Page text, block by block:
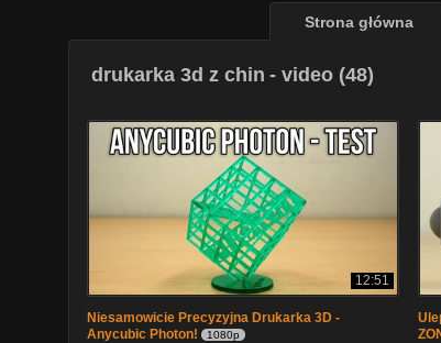
Strona główna
drukarka 3d z chin - video (48)
12:51
Niesamowicie Precyzyjna Drukarka 3D -
Anycubic Photon!
1080p